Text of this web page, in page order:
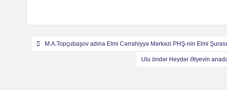
Навигация
M.A.Topçubaşov adına Elmi Cərrahiyyə Mərkəzi PHŞ-nin Elmi
Ulu öndər Heydər Əlyevin